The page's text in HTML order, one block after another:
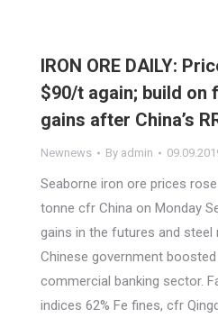
IRON ORE DAILY:
$90/t again; build on
gains after China’s
Newnews By admin
Seaborne iron ore prices
tonne cfr China on Monday
gains in the futures and
Chinese government
commercial banking sector.
indices 62% Fe fines, cfr